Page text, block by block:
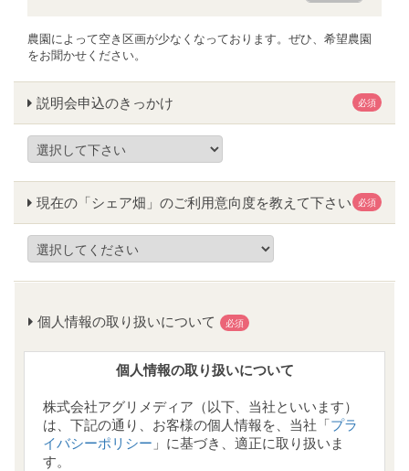
農園によって空き区画が少なくなっております。ぜひ、希望農園
をお聞かせください。
必須
説明会申込のきっかけ
必須
現在の「シェア畑」のご利用意向度を教えて下さい
個人情報の取り扱いについて 必須
個人情報の取り扱いについて
株式会社アグリメディア（以下、当社といいます）
は、下記の通り、お客様の個人情報を、当社「プラ
イバシーポリシー 」に基づき、適正に取り扱いま
す。